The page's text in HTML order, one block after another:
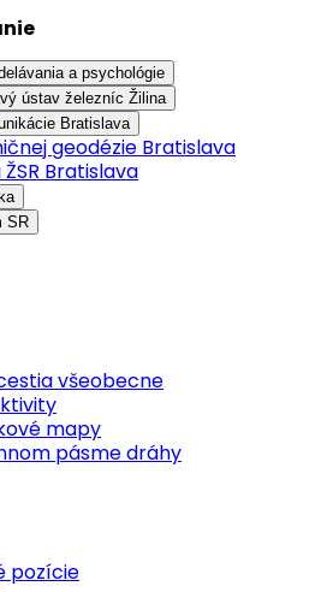
a psychológie
ústav železníc Žilina
Bratislava
geodézie Bratislava
Bratislava
SR
všeobecne
mapy
pásme dráhy
pozície